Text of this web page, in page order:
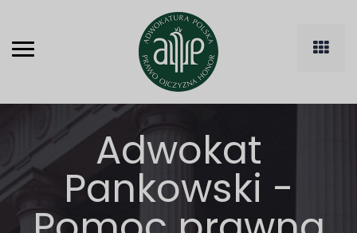
Adwokat
Pankowski -